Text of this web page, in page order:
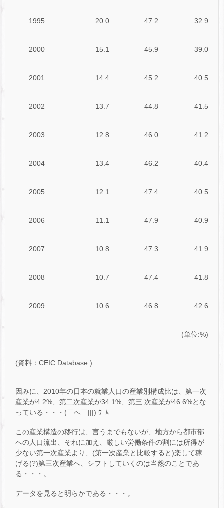
1995 20.0 47.2 32.9
2000 15.1 45.9 39.0
2001 14.4 45.2 40.5
2002 13.7 44.8 41.5
2003 12.8 46.0 41.2
2004 13.4 46.2 40.4
2005 12.1 47.4 40.5
2006 11.1 47.9 40.9
2007 10.8 47.3 41.9
2008 10.7 47.4 41.8
2009 10.6 46.8 42.6
(単位:%)
(資料：CEIC Database )
因みに、2010年の日本の就業人口の産業別構成比は、第一次
産業が4.2%、第二次産業が34.1%、第三 次産業が46.6%とな
っている・・・(￣へ￣|||) ｳｰﾑ
この産業構造の移行は、言うまでもないが、地方から都市部
への人口流出、それに加え、厳しい労働条件の割には所得が
少ない第一次産業より、(第一次産業と比較すると)楽して稼
げる(?)第三次産業へ、シフトしていくのは当然のことであ
る・・・。
データを見ると明らかである・・・。